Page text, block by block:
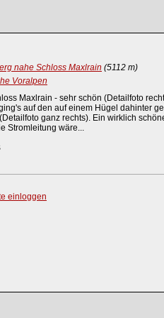
nahe Schloss Maxlrain (5112 m)
Voralpen
Maxlrain - sehr schön (Detailfoto
auf den auf einem Hügel dahinter
ganz rechts). Ein wirklich
Stromleitung wäre...
einloggen